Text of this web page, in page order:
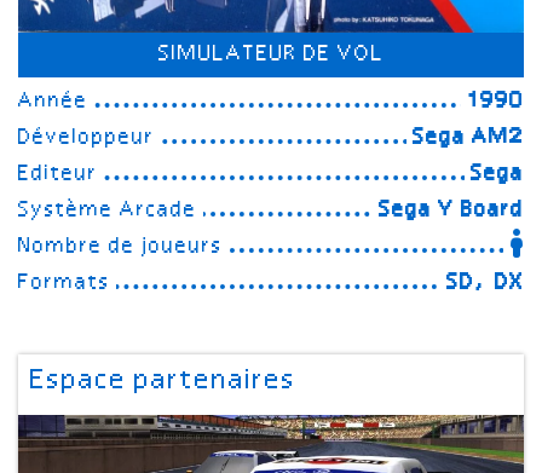
SIMULATEUR DE VOL
Année
1990
Développeur
Sega AM2
Editeur
Sega
Système Arcade
Sega Y Board
Nombre de joueurs
Formats
SD, DX
Espace partenaires